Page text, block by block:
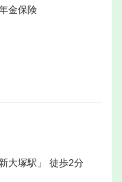
金保険
大塚駅」 徒歩2分